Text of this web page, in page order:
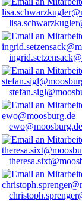
ewo@moosburg.de